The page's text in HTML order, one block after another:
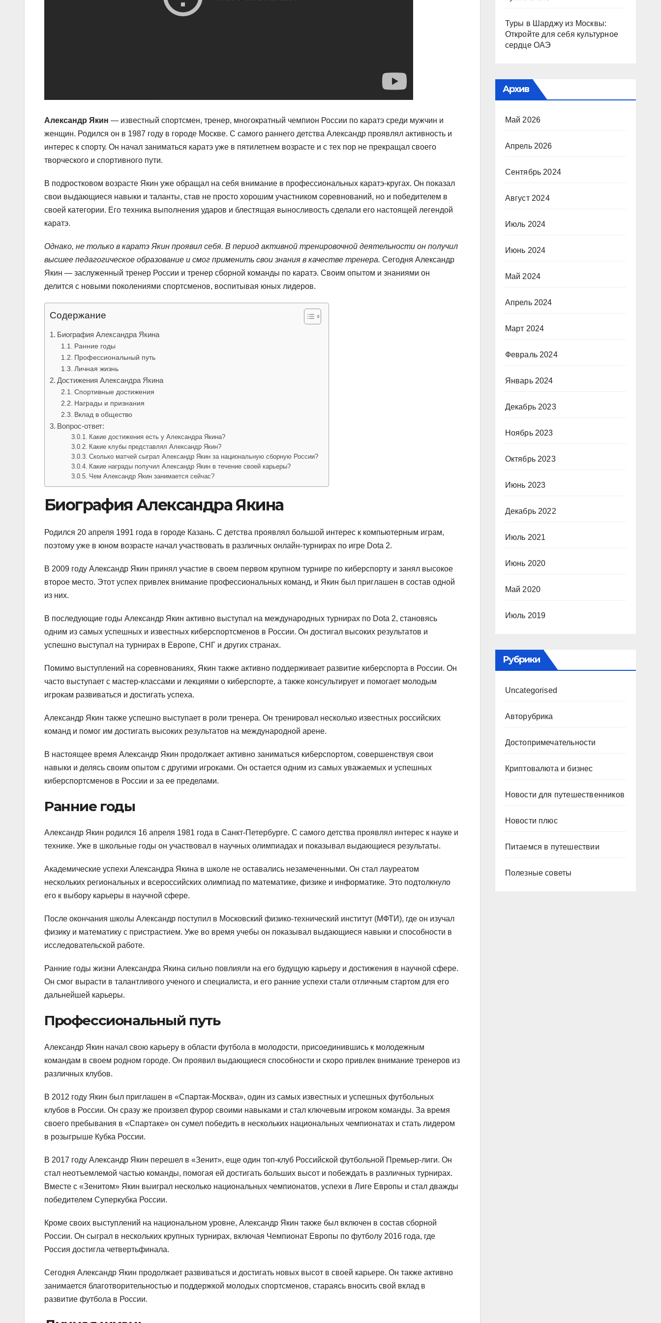
Александр Якин — известный спортсмен, тренер, многократный чемпион России по каратэ среди мужчин и
женщин. Родился он в 1987 году в городе Москве. С самого раннего детства Александр проявлял активность и
интерес к спорту. Он начал заниматься каратэ уже в пятилетнем возрасте и с тех пор не прекращал своего
творческого и спортивного пути.
В подростковом возрасте Якин уже обращал на себя внимание в профессиональных каратэ-кругах. Он показал
свои выдающиеся навыки и таланты, став не просто хорошим участником соревнований, но и победителем в
своей категории. Его техника выполнения ударов и блестящая выносливость сделали его настоящей легендой
каратэ.
Однако, не только в каратэ Якин проявил себя. В период активной тренировочной деятельности он получил
высшее педагогическое образование и смог применить свои знания в качестве тренера. Сегодня Александр
Якин — заслуженный тренер России и тренер сборной команды по каратэ. Своим опытом и знаниями он
делится с новыми поколениями спортсменов, воспитывая юных лидеров.
Содержание
Биография Александра Якина
Ранние годы
Профессиональный путь
Личная жизнь
Достижения Александра Якина
Спортивные достижения
Награды и признания
Вклад в общество
Вопрос-ответ:
Какие достижения есть у Александра Якина?
Какие клубы представлял Александр Якин?
Сколько матчей сыграл Александр Якин за национальную сборную России?
Какие награды получил Александр Якин в течение своей карьеры?
Чем Александр Якин занимается сейчас?
Биография Александра Якина
Родился 20 апреля 1991 года в городе Казань. С детства проявлял большой интерес к компьютерным играм,
поэтому уже в юном возрасте начал участвовать в различных онлайн-турнирах по игре Dota 2.
В 2009 году Александр Якин принял участие в своем первом крупном турнире по киберспорту и занял высокое
второе место. Этот успех привлек внимание профессиональных команд, и Якин был приглашен в состав одной
из них.
В последующие годы Александр Якин активно выступал на международных турнирах по Dota 2, становясь
одним из самых успешных и известных киберспортсменов в России. Он достигал высоких результатов и
успешно выступал на турнирах в Европе, СНГ и других странах.
Помимо выступлений на соревнованиях, Якин также активно поддерживает развитие киберспорта в России. Он
часто выступает с мастер-классами и лекциями о киберспорте, а также консультирует и помогает молодым
игрокам развиваться и достигать успеха.
Александр Якин также успешно выступает в роли тренера. Он тренировал несколько известных российских
команд и помог им достигать высоких результатов на международной арене.
В настоящее время Александр Якин продолжает активно заниматься киберспортом, совершенствуя свои
навыки и делясь своим опытом с другими игроками. Он остается одним из самых уважаемых и успешных
киберспортсменов в России и за ее пределами.
Ранние годы
Александр Якин родился 16 апреля 1981 года в Санкт-Петербурге. С самого детства проявлял интерес к науке и
технике. Уже в школьные годы он участвовал в научных олимпиадах и показывал выдающиеся результаты.
Академические успехи Александра Якина в школе не оставались незамеченными. Он стал лауреатом
нескольких региональных и всероссийских олимпиад по математике, физике и информатике. Это подтолкнуло
его к выбору карьеры в научной сфере.
После окончания школы Александр поступил в Московский физико-технический институт (МФТИ), где он изучал
физику и математику с пристрастием. Уже во время учебы он показывал выдающиеся навыки и способности в
исследовательской работе.
Ранние годы жизни Александра Якина сильно повлияли на его будущую карьеру и достижения в научной сфере.
Он смог вырасти в талантливого ученого и специалиста, и его ранние успехи стали отличным стартом для его
дальнейшей карьеры.
Профессиональный путь
Александр Якин начал свою карьеру в области футбола в молодости, присоединившись к молодежным
командам в своем родном городе. Он проявил выдающиеся способности и скоро привлек внимание тренеров из
различных клубов.
В 2012 году Якин был приглашен в «Спартак-Москва», один из самых известных и успешных футбольных
клубов в России. Он сразу же произвел фурор своими навыками и стал ключевым игроком команды. За время
своего пребывания в «Спартаке» он сумел победить в нескольких национальных чемпионатах и стать лидером
в розыгрыше Кубка России.
В 2017 году Александр Якин перешел в «Зенит», еще один топ-клуб Российской футбольной Премьер-лиги. Он
стал неотъемлемой частью команды, помогая ей достигать больших высот и побеждать в различных турнирах.
Вместе с «Зенитом» Якин выиграл несколько национальных чемпионатов, успехи в Лиге Европы и стал дважды
победителем Суперкубка России.
Кроме своих выступлений на национальном уровне, Александр Якин также был включен в состав сборной
России. Он сыграл в нескольких крупных турнирах, включая Чемпионат Европы по футболу 2016 года, где
Россия достигла четвертьфинала.
Сегодня Александр Якин продолжает развиваться и достигать новых высот в своей карьере. Он также активно
занимается благотворительностью и поддержкой молодых спортсменов, стараясь вносить свой вклад в
развитие футбола в России.
Туры в Шарджу из Москвы:
Откройте для себя культурное
сердце ОАЭ
Архив
Май 2026
Апрель 2026
Сентябрь 2024
Август 2024
Июль 2024
Июнь 2024
Май 2024
Апрель 2024
Март 2024
Февраль 2024
Январь 2024
Декабрь 2023
Ноябрь 2023
Октябрь 2023
Июнь 2023
Декабрь 2022
Июль 2021
Июнь 2020
Май 2020
Июль 2019
Рубрики
Uncategorised
Авторубрика
Достопримечательности
Криптовалюта и бизнес
Новости для путешественников
Новости плюс
Питаемся в путешествии
Полезные советы